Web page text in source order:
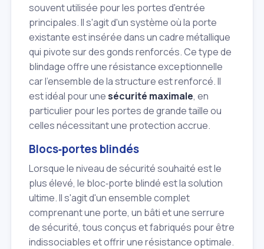
souvent utilisée pour les portes d'entrée
principales. Il s'agit d'un système où la porte
existante est insérée dans un cadre métallique
qui pivote sur des gonds renforcés. Ce type de
blindage offre une résistance exceptionnelle
car l'ensemble de la structure est renforcé. Il
est idéal pour unesécurité maximale, en
particulier pour les portes de grande taille ou
celles nécessitant une protection accrue.
Blocs‑portes blindés
Lorsque le niveau de sécurité souhaité est le
plus élevé, le bloc‑porte blindé est la solution
ultime. Il s'agit d'un ensemble complet
comprenant une porte, un bâti et une serrure
de sécurité, tous conçus et fabriqués pour être
indissociables et offrir une résistance optimale.